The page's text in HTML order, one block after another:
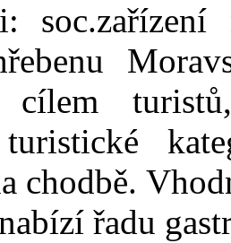
cílem
chodbě.
řadu